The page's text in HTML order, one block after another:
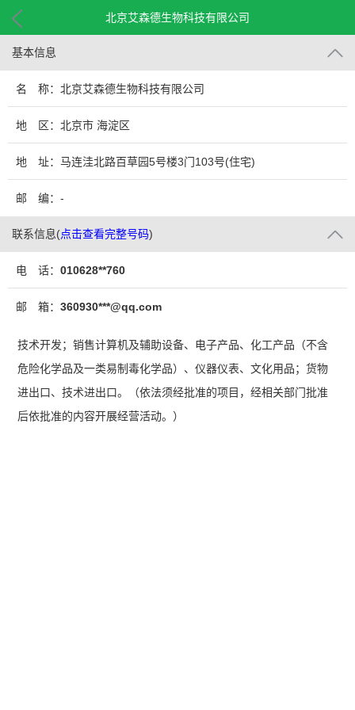
北京艾森德生物科技有限公司
基本信息
名 称：北京艾森德生物科技有限公司
地 区：北京市 海淀区
地 址：马连洼北路百草园5号楼3门103号(住宅)
邮 编：-
联系信息(点击查看完整号码)
电 话： 010628**760
邮 箱： 360930***@qq.com
技术开发；销售计算机及辅助设备、电子产品、化工产品（不含
危险化学品及一类易制毒化学品）、仪器仪表、文化用品；货物
进出口、技术进出口。（依法须经批准的项目，经相关部门批准
后依批准的内容开展经营活动。）